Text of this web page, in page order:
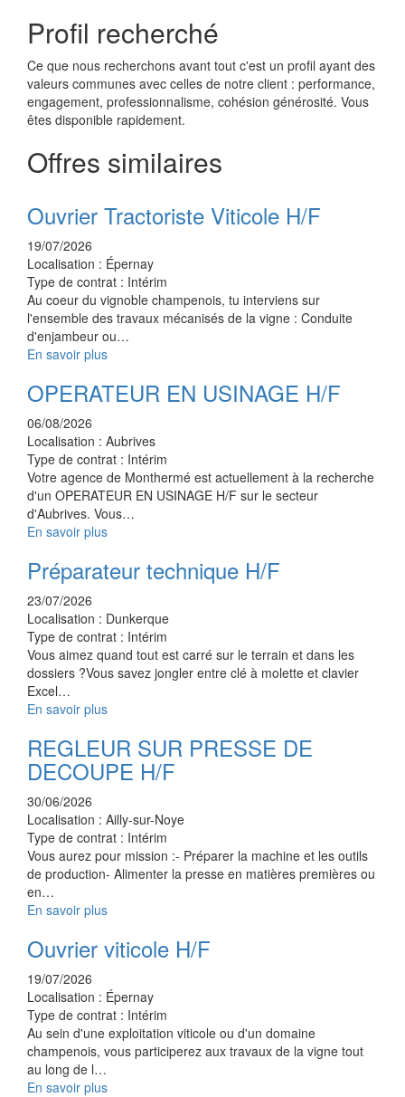
Profil recherché
Ce que nous recherchons avant tout c'est un profil ayant des
valeurs communes avec celles de notre client : performance,
engagement, professionnalisme, cohésion générosité. Vous
êtes disponible rapidement.
Offres similaires
Ouvrier Tractoriste Viticole H/F
19/07/2026
Localisation : Épernay
Type de contrat : Intérim
Au coeur du vignoble champenois, tu interviens sur
l'ensemble des travaux mécanisés de la vigne : Conduite
d'enjambeur ou…
En savoir plus
OPERATEUR EN USINAGE H/F
06/08/2026
Localisation : Aubrives
Type de contrat : Intérim
Votre agence de Monthermé est actuellement à la recherche
d'un OPERATEUR EN USINAGE H/F sur le secteur
d'Aubrives. Vous…
En savoir plus
Préparateur technique H/F
23/07/2026
Localisation : Dunkerque
Type de contrat : Intérim
Vous aimez quand tout est carré sur le terrain et dans les
dossiers ?Vous savez jongler entre clé à molette et clavier
Excel…
En savoir plus
REGLEUR SUR PRESSE DE
DECOUPE H/F
30/06/2026
Localisation : Ailly-sur-Noye
Type de contrat : Intérim
Vous aurez pour mission :- Préparer la machine et les outils
de production- Alimenter la presse en matières premières ou
en…
En savoir plus
Ouvrier viticole H/F
19/07/2026
Localisation : Épernay
Type de contrat : Intérim
Au sein d'une exploitation viticole ou d'un domaine
champenois, vous participerez aux travaux de la vigne tout
au long de l…
En savoir plus